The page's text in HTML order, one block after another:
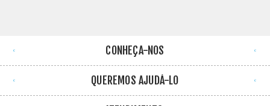
CONHEÇA-NOS
QUEREMOS AJUDÁ-LO